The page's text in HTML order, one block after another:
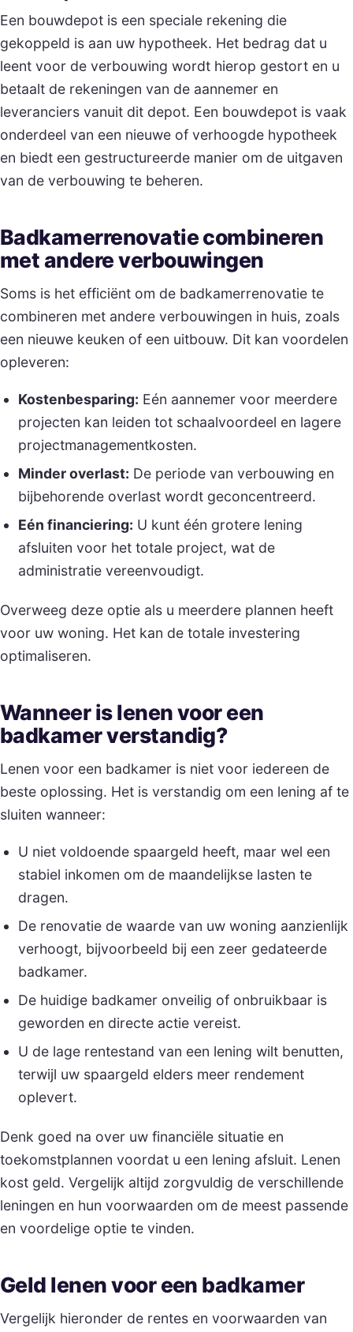
Een bouwdepot is een speciale rekening die
gekoppeld is aan uw hypotheek. Het bedrag dat u
leent voor de verbouwing wordt hierop gestort en u
betaalt de rekeningen van de aannemer en
leveranciers vanuit dit depot. Een bouwdepot is vaak
onderdeel van een nieuwe of verhoogde hypotheek
en biedt een gestructureerde manier om de uitgaven
van de verbouwing te beheren.
Badkamerrenovatie combineren
met andere verbouwingen
Soms is het efficiënt om de badkamerrenovatie te
combineren met andere verbouwingen in huis, zoals
een nieuwe keuken of een uitbouw. Dit kan voordelen
opleveren:
Kostenbesparing: Eén aannemer voor meerdere
projecten kan leiden tot schaalvoordeel en lagere
projectmanagementkosten.
Minder overlast: De periode van verbouwing en
bijbehorende overlast wordt geconcentreerd.
Eén financiering: U kunt één grotere lening
afsluiten voor het totale project, wat de
administratie vereenvoudigt.
Overweeg deze optie als u meerdere plannen heeft
voor uw woning. Het kan de totale investering
optimaliseren.
Wanneer is lenen voor een
badkamer verstandig?
Lenen voor een badkamer is niet voor iedereen de
beste oplossing. Het is verstandig om een lening af te
sluiten wanneer:
U niet voldoende spaargeld heeft, maar wel een
stabiel inkomen om de maandelijkse lasten te
dragen.
De renovatie de waarde van uw woning aanzienlijk
verhoogt, bijvoorbeeld bij een zeer gedateerde
badkamer.
De huidige badkamer onveilig of onbruikbaar is
geworden en directe actie vereist.
U de lage rentestand van een lening wilt benutten,
terwijl uw spaargeld elders meer rendement
oplevert.
Denk goed na over uw financiële situatie en
toekomstplannen voordat u een lening afsluit. Lenen
kost geld. Vergelijk altijd zorgvuldig de verschillende
leningen en hun voorwaarden om de meest passende
en voordelige optie te vinden.
Geld lenen voor een badkamer
Vergelijk hieronder de rentes en voorwaarden van